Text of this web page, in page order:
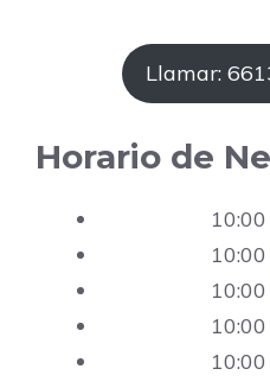
Llamar:
Horario de